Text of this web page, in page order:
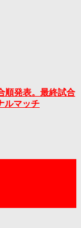
順発表。最終試合
ルマッチ